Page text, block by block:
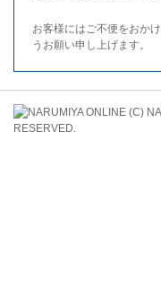
お客様にはご不便をおか
うお願い申し上げます。